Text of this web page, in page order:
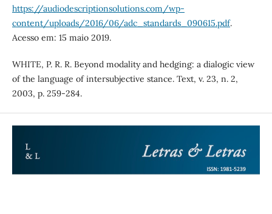
https://audiodescriptionsolutions.com/wp-
content/uploads/2016/06/adc_standards_090615.pdf.
Acesso em: 15 maio 2019.
WHITE, P. R. R. Beyond modality and hedging: a dialogic view
of the language of intersubjective stance. Text, v. 23, n. 2,
2003, p. 259-284.